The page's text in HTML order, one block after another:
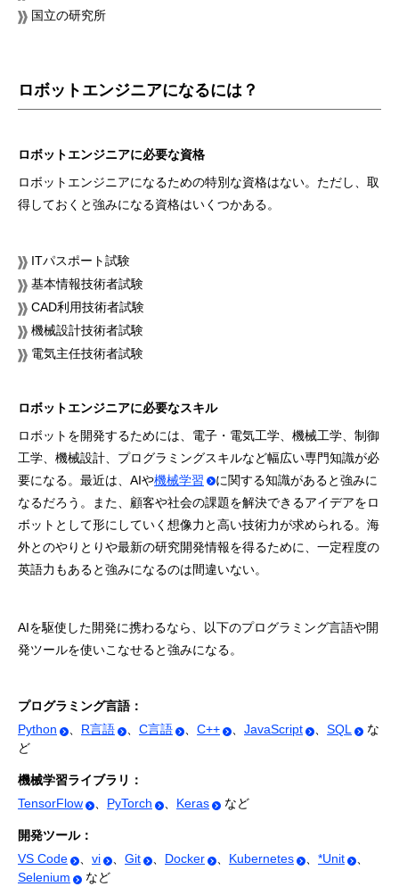
国立の研究所
ロボットエンジニアになるには？
ロボットエンジニアに必要な資格
ロボットエンジニアになるための特別な資格はない。ただし、取
得しておくと強みになる資格はいくつかある。
ITパスポート試験
基本情報技術者試験
CAD利用技術者試験
機械設計技術者試験
電気主任技術者試験
ロボットエンジニアに必要なスキル
ロボットを開発するためには、電子・電気工学、機械工学、制御
工学、機械設計、プログラミングスキルなど幅広い専門知識が必
要になる。最近は、AIや機械学習
に関する知識があると強みに
なるだろう。また、顧客や社会の課題を解決できるアイデアをロ
ボットとして形にしていく想像力と高い技術力が求められる。海
外とのやりとりや最新の研究開発情報を得るために、一定程度の
英語力もあると強みになるのは間違いない。
AIを駆使した開発に携わるなら、以下のプログラミング言語や開
発ツールを使いこなせると強みになる。
プログラミング言語：
Python
R言語 C言語 C++ JavaScript SQL
な
ど
機械学習ライブラリ：
TensorFlow
PyTorch Keras など
開発ツール：
VS Code
vi Git Docker Kubernetes *Unit
Selenium
など